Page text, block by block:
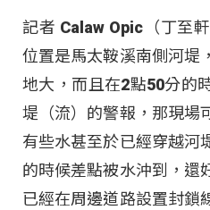
記者 Calaw Opic（丁至
位置是馬太鞍溪南側河堤
地大，而且在2點50分的
堤（流）的警報，那現場
有些水甚至於已經穿越河
的時候差點被水沖到，還
已經在周邊道路設置封鎖